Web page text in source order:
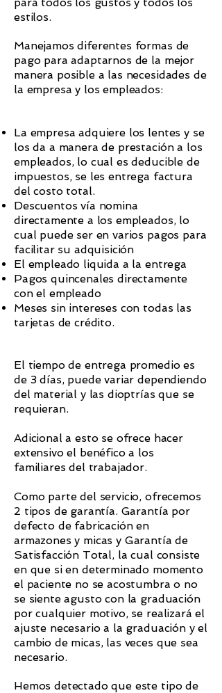
estilos.
Manejamos diferentes formas de
pago para adaptarnos de la mejor
manera posible a las necesidades de
la empresa y los empleados:
La empresa adquiere los lentes y se
los da a manera de prestación a los
empleados, lo cual es deducible de
impuestos, se les entrega factura
del costo total.
Descuentos vía nomina
directamente a los empleados, lo
cual puede ser en varios pagos para
facilitar su adquisición
El empleado liquida a la entrega
Pagos quincenales directamente
con el empleado
Meses sin intereses con todas las
tarjetas de crédito.
El tiempo de entrega promedio es
de 3 días, puede variar dependiendo
del material y las dioptrías que se
requieran.
Adicional a esto se ofrece hacer
extensivo el benéfico a los
familiares del trabajador.
Como parte del servicio, ofrecemos
2 tipos de garantía. Garantía por
defecto de fabricación en
armazones y micas y Garantía de
Satisfacción Total, la cual consiste
en que si en determinado momento
el paciente no se acostumbra o no
se siente agusto con la graduación
por cualquier motivo, se realizará el
ajuste necesario a la graduación y el
cambio de micas, las veces que sea
necesario.
​Hemos detectado que este tipo de